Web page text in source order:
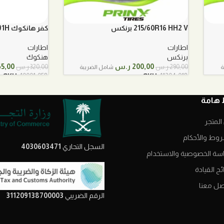
215/60R16 HH2 V برنكس
اطارات
برنكس
290,00ر.س السعر
الأصلي
290,00 ر.س.
200,00 ر.س السعر
الحالي
200,00 ر.س.
شامل الضريبة
SKU:11204-018
كفر هانكوك Hankook 195/65R15 91H
اطارات
هنكوك
320,00ر.س
320,00
SKU:10001-058
هامة
والأحكام
الخصوصية والاستخدام
القيادة
معنا
السجل التحاري 4030603471
الرقم الضريبي 311209138700003